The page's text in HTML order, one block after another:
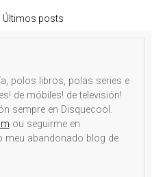
Últimos posts
polos libros, polas series e
de móbiles! de televisión!
sempre en Disquecool.
ou seguirme en
meu abandonado blog de